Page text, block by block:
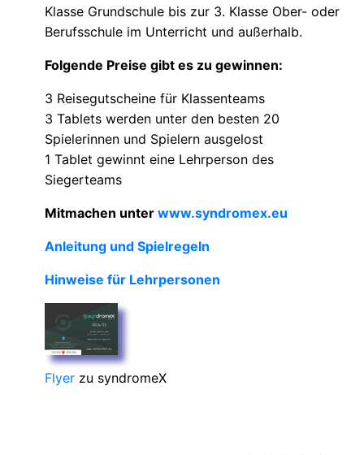
Klasse Grundschule bis zur 3. Klasse Ober- oder
Berufsschule im Unterricht und außerhalb.
Folgende Preise gibt es zu gewinnen:
3 Reisegutscheine für Klassenteams
3 Tablets werden unter den besten 20
Spielerinnen und Spielern ausgelost
1 Tablet gewinnt eine Lehrperson des
Siegerteams
Mitmachen unter www.syndromex.eu
Anleitung und Spielregeln
Hinweise für Lehrpersonen
Flyer zu syndromeX